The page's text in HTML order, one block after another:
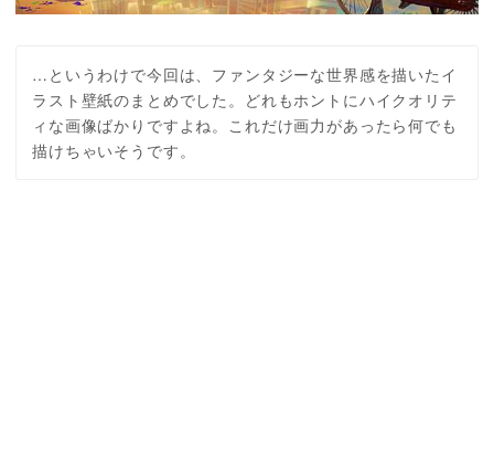
…というわけで今回は、ファンタジーな世界感を描いたイ
ラスト壁紙のまとめでした。どれもホントにハイクオリテ
ィな画像ばかりですよね。これだけ画力があったら何でも
描けちゃいそうです。